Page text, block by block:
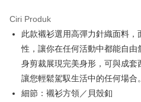
Taiwan Cooperative Bank
Hua Nan Commercial
Bank
The Shanghai
Commercial & Savings
Bank
Bank Cathay United
6 ansuran pada kadar faedah 0,
ansuran
Taiwan Cooperative Bank
Hua Nan Commercial Bank
The Shanghai Commercial &
Savings Bank
LINE Pay
Apple Pay
Ciri Produk
此款襯衫選用高彈力針織面料
性，讓你在任何活動中都能自
身剪裁展現完美身形，可與成套
讓您輕鬆駕馭生活中的任何場合。
細節：襯衫方領／貝殼釦